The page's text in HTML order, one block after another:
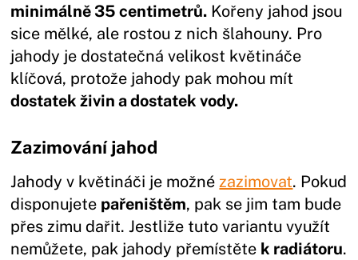
minimálně 35 centimetrů. Kořeny jahod jsou
sice mělké, ale rostou z nich šlahouny. Pro
jahody je dostatečná velikost květináče
klíčová, protože jahody pak mohou mít
dostatek živin a dostatek vody.
Zazimování jahod
Jahody v květináči je možnézazimovat. Pokud
disponujete pařeništěm, pak se jim tam bude
přes zimu dařit. Jestliže tuto variantu využít
nemůžete, pak jahody přemístěte k radiátoru.